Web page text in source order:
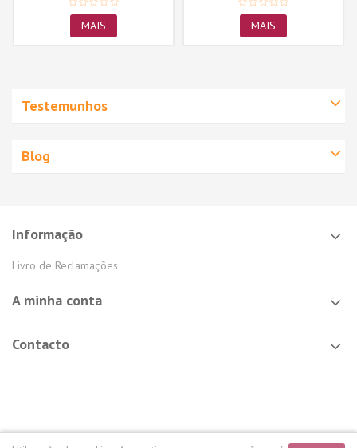
MAIS MAIS
Testemunhos
Blog
Informação
Livro de Reclamações
A minha conta
Contacto